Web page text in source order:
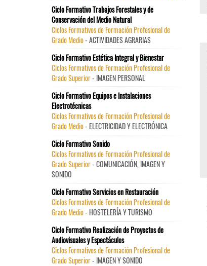
Ciclo Formativo Trabajos Forestales y de
Conservación del Medio Natural
Ciclos Formativos de Formación Profesional de
Grado Medio- ACTIVIDADES AGRARIAS
Ciclo Formativo Estética Integral y Bienestar
Ciclos Formativos de Formación Profesional de
Grado Superior- IMAGEN PERSONAL
Ciclo Formativo Equipos e Instalaciones
Electrotécnicas
Ciclos Formativos de Formación Profesional de
Grado Medio- ELECTRICIDAD Y ELECTRÓNICA
Ciclo Formativo Sonido
Ciclos Formativos de Formación Profesional de
Grado Superior- COMUNICACIÓN, IMAGEN Y
SONIDO
Ciclo Formativo Servicios en Restauración
Ciclos Formativos de Formación Profesional de
Grado Medio- HOSTELERÍA Y TURISMO
Ciclo Formativo Realización de Proyectos de
Audiovisuales y Espectáculos
Ciclos Formativos de Formación Profesional de
Grado Superior- IMAGEN Y SONIDO